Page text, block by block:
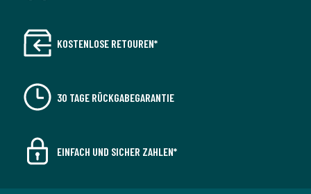
KOSTENLOSE RETOUREN*
30 TAGE RÜCKGABEGARANTIE
EINFACH UND SICHER ZAHLEN*